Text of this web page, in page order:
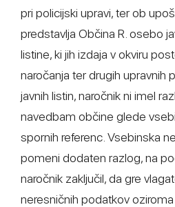
pri policijski upravi, ter ob
predstavlja Občina R. osebo
listine, ki jih izdaja v okviru
naročanja ter drugih upravnih
javnih listin, naročnik ni imel
navedbam občine glede
spornih referenc. Vsebinska
pomeni dodaten razlog, na
naročnik zaključil, da gre
neresničnih podatkov